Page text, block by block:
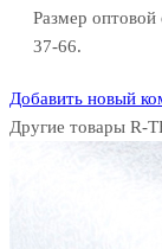
Размер
37-66.
Добавить новый
Другие товары